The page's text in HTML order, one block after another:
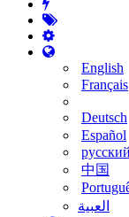
English
Français
Deutsch
Español
русский
中国
‫العبية